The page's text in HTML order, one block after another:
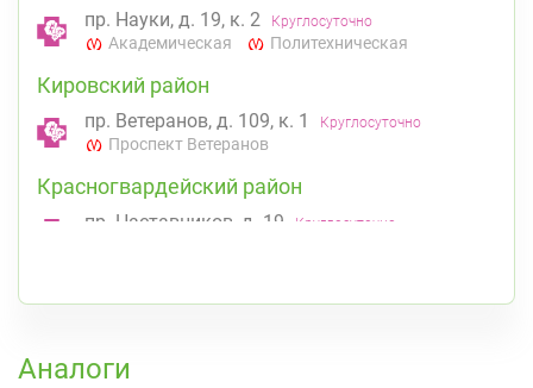
пр. Науки, д. 19, к. 2 Круглосуточно
Академическая Политехническая
Кировский район
пр. Ветеранов, д. 109, к. 1 Круглосуточно
Проспект Ветеранов
Красногвардейский район
пр. Наставников, д. 19 Круглосуточно
Аналоги